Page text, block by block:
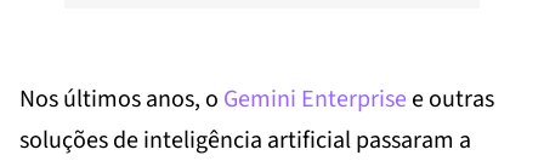
Nos últimos anos, o Gemini Enterprise e outras
soluções de inteligência artificial passaram a